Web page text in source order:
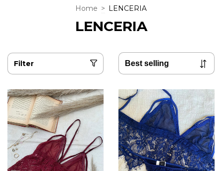
Home > LENCERIA
LENCERIA
Filter